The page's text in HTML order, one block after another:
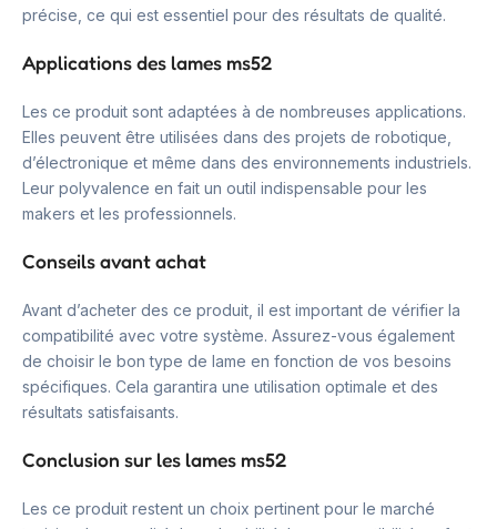
précise, ce qui est essentiel pour des résultats de qualité.
Applications des lames ms52
Les ce produit sont adaptées à de nombreuses applications.
Elles peuvent être utilisées dans des projets de robotique,
d’électronique et même dans des environnements industriels.
Leur polyvalence en fait un outil indispensable pour les
makers et les professionnels.
Conseils avant achat
Avant d’acheter des ce produit, il est important de vérifier la
compatibilité avec votre système. Assurez-vous également
de choisir le bon type de lame en fonction de vos besoins
spécifiques. Cela garantira une utilisation optimale et des
résultats satisfaisants.
Conclusion sur les lames ms52
Les ce produit restent un choix pertinent pour le marché